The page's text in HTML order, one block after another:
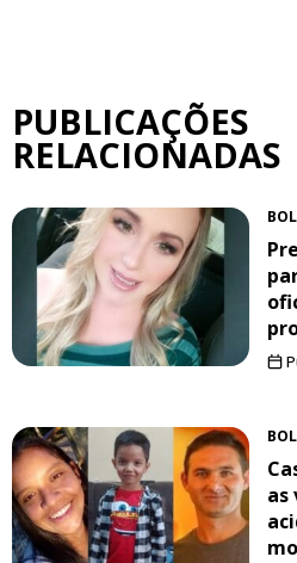
PUBLICAÇÕES
RELACIONADAS
as